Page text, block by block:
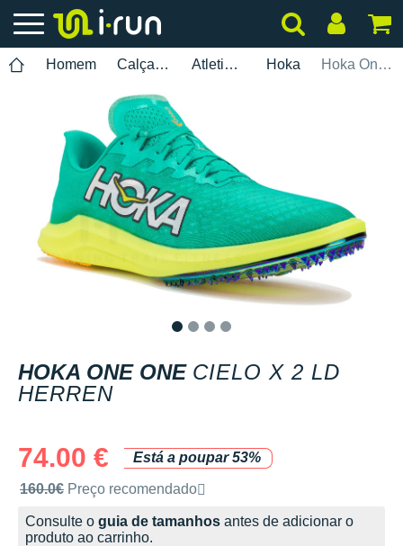
Homem Calçados Atletismo Hoka Hoka One One Cielo X 2 LD Herren
HOKA ONE ONE CIELO X 2 LD
HERREN
74.00 €
Está a poupar 53%
Preço de venda recomendado pela marca
160.0€ Preço recomendado
Consulte o guia de tamanhos antes de adicionar o
produto ao carrinho.